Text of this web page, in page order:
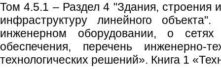
Том 4.5.1 – Раздел 4 "Здания, строения
инфраструктуру линейного
инженерном оборудовании, о сетях
обеспечения, перечень инженерно-
технологических решений». Книга 1